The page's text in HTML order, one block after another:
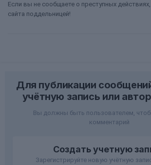
Если вы не сообщаете о преступных
сайта поддельницей!
Для публикации
учётную запись или
Вы должны быть пользователем,
комментарий
Создать учетную
Зарегистрируйте новую учётную